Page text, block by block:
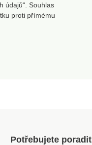
údajů“. Souhlas
proti přímému
Potřebujete poradit